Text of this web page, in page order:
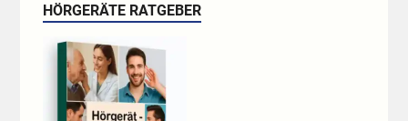
HÖRGERÄTE RATGEBER